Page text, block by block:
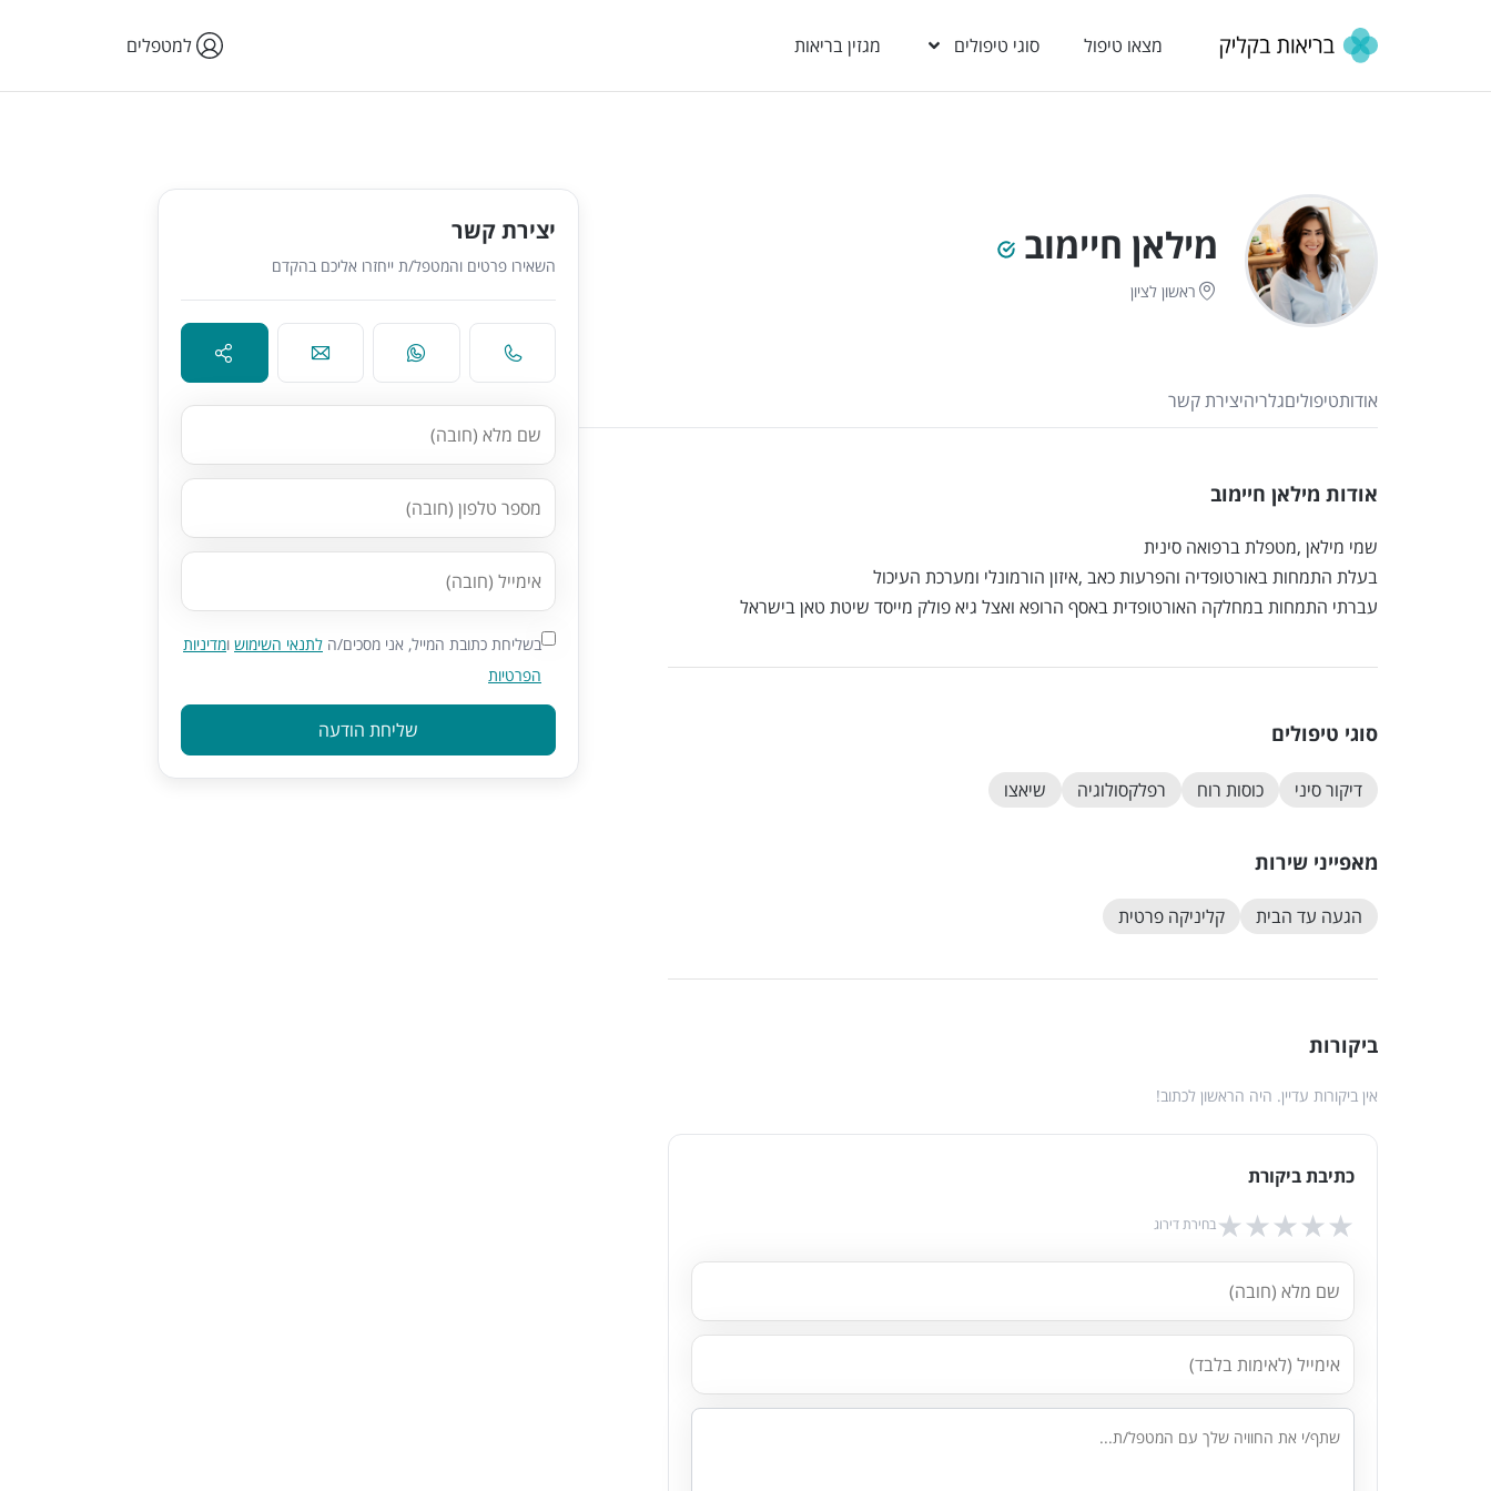
מצאו טיפול סוגי טיפולים מגזין בריאות למטפלים
מילאן חיימוב
ראשון לציון
אודותטיפוליםגלריהיצירת קשר
אודות מילאן חיימוב
שמי מילאן ,מטפלת ברפואה סינית
בעלת התמחות באורטופדיה והפרעות כאב ,איזון הורמונלי ומערכת העיכול
עברתי התמחות במחלקה האורטופדית באסף הרופא ואצל גיא פולק מייסד שיטת טאן בישראל
סוגי טיפולים
דיקור סיני כוסות רוח רפלקסולוגיה שיאצו
מאפייני שירות
הגעה עד הבית קליניקה פרטית
ביקורות
אין ביקורות עדיין. היה הראשון לכתוב!
כתיבת ביקורת
★★★★★ בחירת דירוג
יצירת קשר
השאירו פרטים והמטפל/ת ייחזרו אליכם בהקדם
בשליחת כתובת המייל, אני מסכים/ה לתנאי השימוש ומדיניות
הפרטיות
שליחת הודעה